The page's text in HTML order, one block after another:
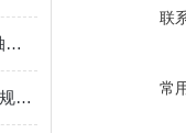
2026年大扭矩/耐高温精密联轴器定制找哪家？能实现精准定制的优质厂家盘点
煤矿用液压立柱保护套的安装规范与使用寿命提升方案
联
常